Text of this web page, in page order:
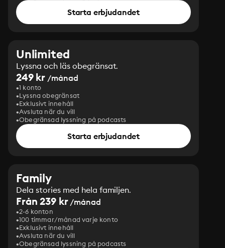
Starta erbjudandet
Unlimited
Lyssna och läs obegränsat.
249 kr /månad
1 konto
Lyssna obegränsat
Exklusivt innehåll
Avsluta när du vill
Obegränsad lyssning på podcasts
Starta erbjudandet
Family
Dela stories med hela familjen.
Från 239 kr/månad
2-6 konton
100 timmar/månad varje konto
Exklusivt innehåll
Avsluta när du vill
Obegränsad lyssning på podcasts